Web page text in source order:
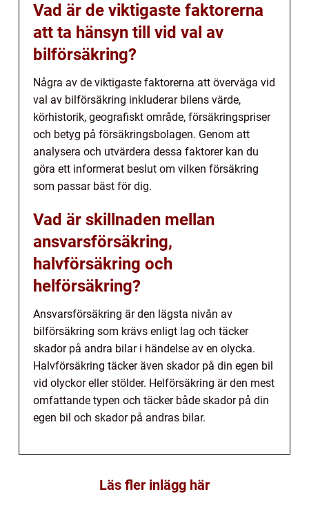
Vad är de viktigaste faktorerna
att ta hänsyn till vid val av
bilförsäkring?
Några av de viktigaste faktorerna att överväga vid
val av bilförsäkring inkluderar bilens värde,
körhistorik, geografiskt område, försäkringspriser
och betyg på försäkringsbolagen. Genom att
analysera och utvärdera dessa faktorer kan du
göra ett informerat beslut om vilken försäkring
som passar bäst för dig.
Vad är skillnaden mellan
ansvarsförsäkring,
halvförsäkring och
helförsäkring?
Ansvarsförsäkring är den lägsta nivån av
bilförsäkring som krävs enligt lag och täcker
skador på andra bilar i händelse av en olycka.
Halvförsäkring täcker även skador på din egen bil
vid olyckor eller stölder. Helförsäkring är den mest
omfattande typen och täcker både skador på din
egen bil och skador på andras bilar.
Läs fler inlägg här